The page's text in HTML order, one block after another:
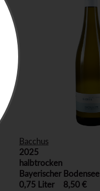
Bacchus
2025
halbtrocken
Bayerischer Bodensee
0,75 Liter
8,50 €